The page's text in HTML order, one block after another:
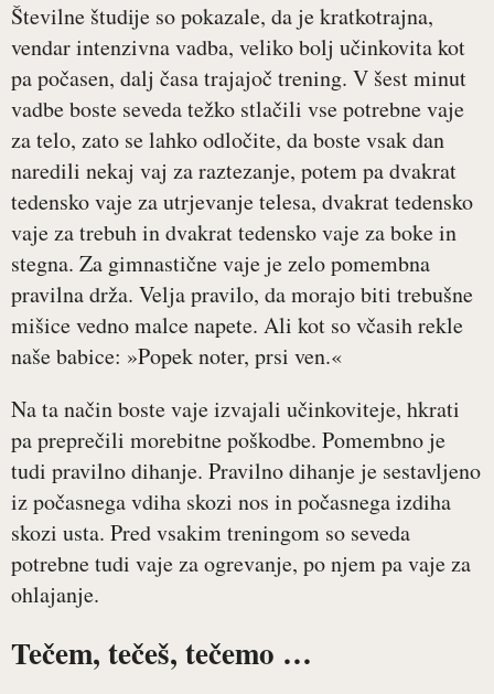
Številne študije so pokazale, da je kratkotrajna,
vendar intenzivna vadba, veliko bolj učinkovita kot
pa počasen, dalj časa trajajoč trening. V šest minut
vadbe boste seveda težko stlačili vse potrebne vaje
za telo, zato se lahko odločite, da boste vsak dan
naredili nekaj vaj za raztezanje, potem pa dvakrat
tedensko vaje za utrjevanje telesa, dvakrat tedensko
vaje za trebuh in dvakrat tedensko vaje za boke in
stegna. Za gimnastične vaje je zelo pomembna
pravilna drža. Velja pravilo, da morajo biti trebušne
mišice vedno malce napete. Ali kot so včasih rekle
naše babice: »Popek noter, prsi ven.«
Na ta način boste vaje izvajali učinkoviteje, hkrati
pa preprečili morebitne poškodbe. Pomembno je
tudi pravilno dihanje. Pravilno dihanje je sestavljeno
iz počasnega vdiha skozi nos in počasnega izdiha
skozi usta. Pred vsakim treningom so seveda
potrebne tudi vaje za ogrevanje, po njem pa vaje za
ohlajanje.
Tečem, tečeš, tečemo …